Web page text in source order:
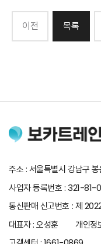
이전 목록
주소 : 서울특별시 강남구
사업자 등록번호 : 321-
통신판매 신고번호 : 제
대표자 : 오성훈 개인정